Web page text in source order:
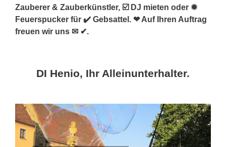
Zauberer & Zauberkünstler, ☑️ DJ mieten oder ✹
Feuerspucker für ✔️ Gebsattel. ❤ Auf Ihren Auftrag
freuen wir uns ✉ ✔.
DI Henio, Ihr Alleinunterhalter.